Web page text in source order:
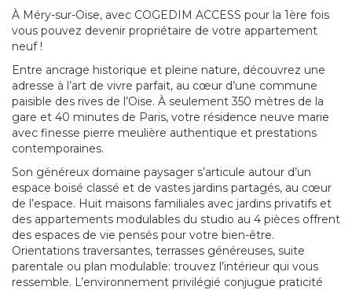
À Méry-sur-Oise, avec COGEDIM ACCESS pour la 1ère fois
vous pouvez devenir propriétaire de votre appartement
neuf !
Entre ancrage historique et pleine nature, découvrez une
adresse à l’art de vivre parfait, au cœur d’une commune
paisible des rives de l’Oise. À seulement 350 mètres de la
gare et 40 minutes de Paris, votre résidence neuve marie
avec finesse pierre meulière authentique et prestations
contemporaines.
Son généreux domaine paysager s’articule autour d’un
espace boisé classé et de vastes jardins partagés, au cœur
de l’espace. Huit maisons familiales avec jardins privatifs et
des appartements modulables du studio au 4 pièces offrent
des espaces de vie pensés pour votre bien-être.
Orientations traversantes, terrasses généreuses, suite
parentale ou plan modulable: trouvez l’intérieur qui vous
ressemble. L’environnement privilégié conjugue praticité